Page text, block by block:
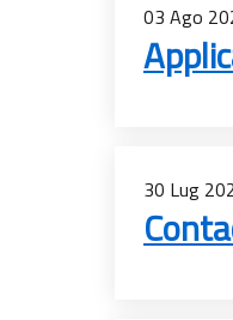
03 Ago
30 Lug